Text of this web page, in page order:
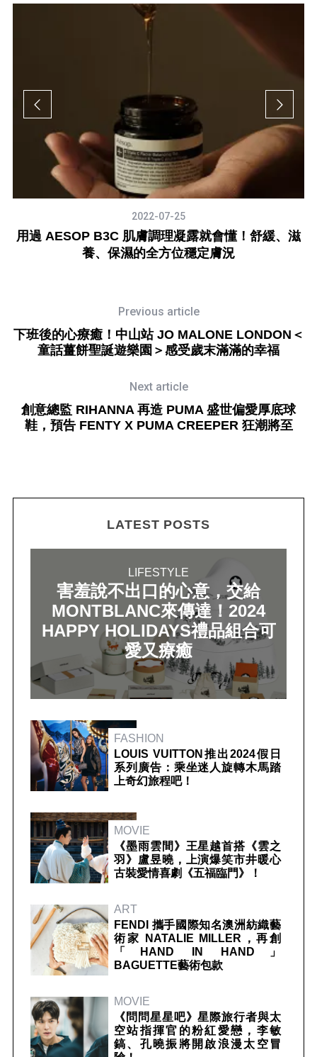
2022-07-25
用過 AESOP B3C 肌膚調理凝露就會懂！舒緩、滋
養、保濕的全方位穩定膚況
Previous article
下班後的心療癒！中山站 JO MALONE LONDON＜
童話薑餅聖誕遊樂園＞感受歲末滿滿的幸福
Next article
創意總監 RIHANNA 再造 PUMA 盛世偏愛厚底球
鞋，預告 FENTY X PUMA CREEPER 狂潮將至
LATEST POSTS
LIFESTYLE
害羞說不出口的心意，交給
MONTBLANC來傳達！2024
HAPPY HOLIDAYS禮品組合可
愛又療癒
FASHION
LOUIS VUITTON推出2024假日
系列廣告：乘坐迷人旋轉木馬踏
上奇幻旅程吧！
MOVIE
《墨雨雲間》王星越首搭《雲之
羽》盧昱曉，上演爆笑市井暖心
古裝愛情喜劇《五福臨門》！
ART
FENDI 攜手國際知名澳洲紡織藝
術家 NATALIE MILLER，再創
「HAND IN HAND」
BAGUETTE藝術包款
MOVIE
《問問星星吧》星際旅行者與太
空站指揮官的粉紅愛戀，李敏
鎬、孔曉振將開啟浪漫太空冒